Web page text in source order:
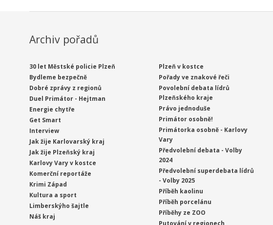
Archiv pořadů
30 let Městské policie Plzeň
Bydleme bezpečně
Dobré zprávy z regionů
Duel Primátor - Hejtman
Energie chytře
Get Smart
Interview
Jak žije Karlovarský kraj
Jak žije Plzeňský kraj
Karlovy Vary v kostce
Komerční reportáže
Krimi Západ
Kultura a sport
Limberskýho šajtle
Náš kraj
Plzeň v kostce
Pořady ve znakové řeči
Povolební debata lídrů
Plzeňského kraje
Právo jednoduše
Primátor osobně!
Primátorka osobně - Karlovy
Vary
Předvolební debata - Volby
2024
Předvolební superdebata lídrů
- Volby 2025
Příběh kaolinu
Příběh porcelánu
Příběhy ze ZOO